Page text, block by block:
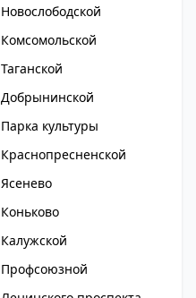
Новослободской
Комсомольской
Таганской
Добрынинской
Парка культуры
Краснопресненской
Ясенево
Коньково
Калужской
Профсоюзной